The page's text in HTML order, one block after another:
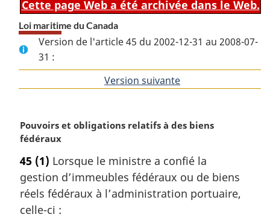
Cette page Web a été archivée dans le Web.
Loi maritime du Canada
Version de l'article 45 du 2002-12-31 au 2008-07-
31 :
Version suivante
N
o
e
m
a
r
Pouvoirs et obligations relatifs à des biens
fédéraux
45 (1) Lorsque le ministre a confié la
gestion d’immeubles fédéraux ou de biens
réels fédéraux à l’administration portuaire,
celle-ci :